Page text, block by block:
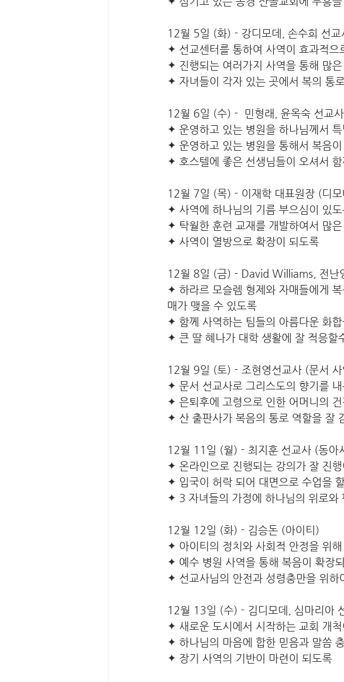
12월 5일 (화) - 강디모데, 손수희 선교
✦ 선교센터를 통하여 사역이 효과적으
✦ 진행되는 여러가지 사역을 통해 많
✦ 자녀들이 각자 있는 곳에서 복의 통
12월 6일 (수) -  민형래, 윤옥숙 선교
✦ 운영하고 있는 병원을 하나님께서
✦ 운영하고 있는 병원을 통해서 복음
✦ 호스텔에 좋은 선생님들이 오셔서
12월 7일 (목) - 이재학 대표원장 (디
✦ 사역에 하나님의 기름 부으심이 있
✦ 탁월한 훈련 교재를 개발하여서 많
✦ 사역이 열방으로 확장이 되도록
12월 8일 (금) - David Williams, 전난
✦ 하라르 모슬렘 형제와 자매들에게
매가 맺을 수 있도록
✦ 함께 사역하는 팀들의 아름다운 화합
✦ 큰 딸 혜나가 대학 생활에 잘 적응할
12월 9일 (토) - 조현영선교사 (문서 사
✦ 문서 선교사로 그리스도의 향기를
✦ 은퇴후에 고령으로 인한 어머니의
✦ 산 출판사가 복음의 통로 역할을 잘
12월 11일 (월) - 최지훈 선교사 (동아
✦ 온라인으로 진행되는 강의가 잘 진
✦ 입국이 허락 되어 대면으로 수업을
✦ 3 자녀들의 가정에 하나님의 위로와
12월 12일 (화) - 김승돈 (아이티)
✦ 아이티의 정치와 사회적 안정을 위해
✦ 예수 병원 사역을 통해 복음이 확장
✦ 선교사님의 안전과 성령충만을 위하
12월 13일 (수) - 김디모데, 심마리아
✦ 새로운 도시에서 시작하는 교회 개척
✦ 하나님의 마음에 합한 믿음과 말씀
✦ 장기 사역의 기반이 마련이 되도록